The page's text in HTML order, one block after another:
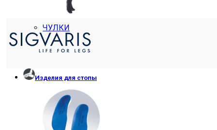
ЧУЛКИ
Изделия для стопы